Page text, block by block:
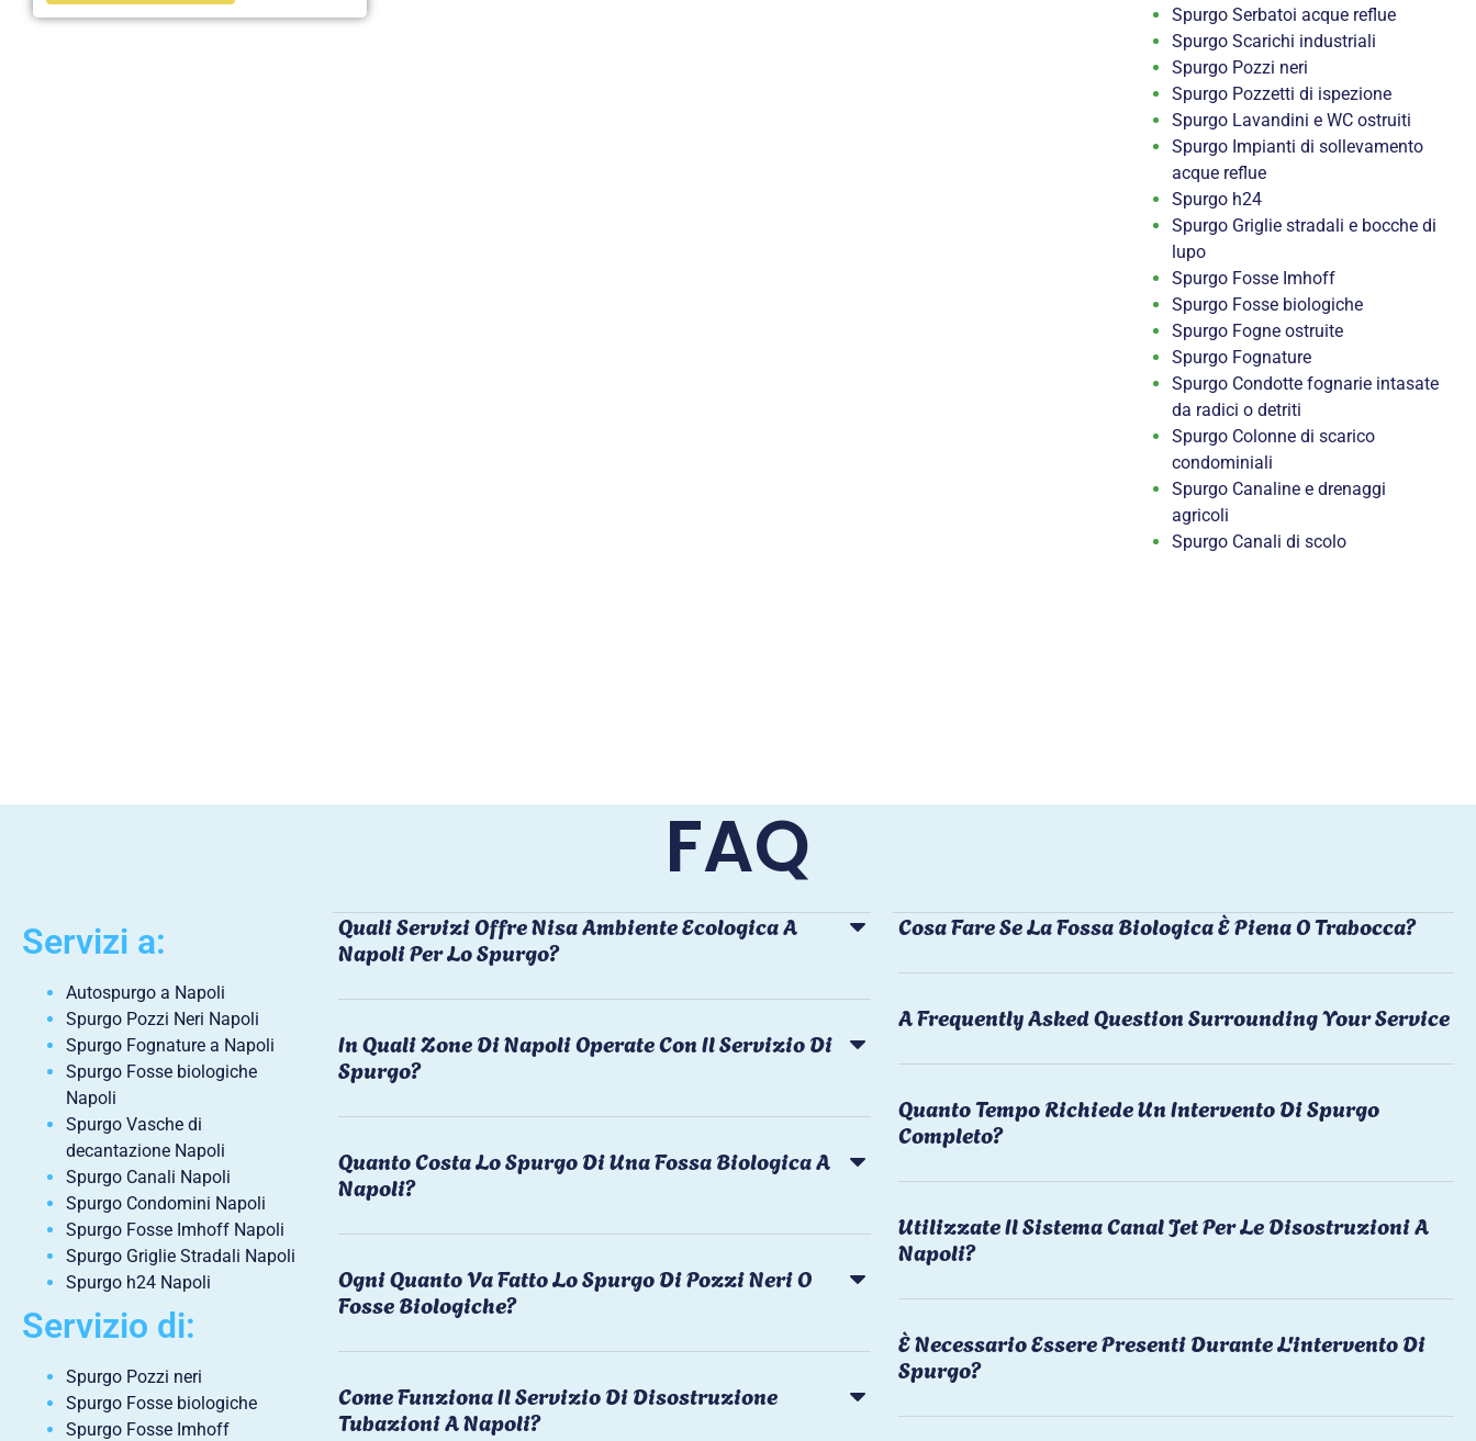
Spurgo Serbatoi acque reflue
Spurgo Scarichi industriali
Spurgo Pozzi neri
Spurgo Pozzetti di ispezione
Spurgo Lavandini e WC ostruiti
Spurgo Impianti di sollevamento
acque reflue
Spurgo h24
Spurgo Griglie stradali e bocche di
lupo
Spurgo Fosse Imhoff
Spurgo Fosse biologiche
Spurgo Fogne ostruite
Spurgo Fognature
Spurgo Condotte fognarie intasate
da radici o detriti
Spurgo Colonne di scarico
condominiali
Spurgo Canaline e drenaggi
agricoli
Spurgo Canali di scolo
FAQ
Servizi a:
Autospurgo a Napoli
Spurgo Pozzi Neri Napoli
Spurgo Fognature a Napoli
Spurgo Fosse biologiche
Napoli
Spurgo Vasche di
decantazione Napoli
Spurgo Canali Napoli
Spurgo Condomini Napoli
Spurgo Fosse Imhoff Napoli
Spurgo Griglie Stradali Napoli
Spurgo h24 Napoli
Servizio di:
Spurgo Pozzi neri
Spurgo Fosse biologiche
Spurgo Fosse Imhoff
Quali Servizi Offre Nisa Ambiente Ecologica A
Napoli Per Lo Spurgo?
In Quali Zone Di Napoli Operate Con Il Servizio Di
Spurgo?
Quanto Costa Lo Spurgo Di Una Fossa Biologica A
Napoli?
Ogni Quanto Va Fatto Lo Spurgo Di Pozzi Neri O
Fosse Biologiche?
Come Funziona Il Servizio Di Disostruzione
Tubazioni A Napoli?
Cosa Fare Se La Fossa Biologica È Piena O Trabocca?
A Frequently Asked Question Surrounding Your Service
Quanto Tempo Richiede Un Intervento Di Spurgo
Completo?
Utilizzate Il Sistema Canal Jet Per Le Disostruzioni A
Napoli?
È Necessario Essere Presenti Durante L'intervento Di
Spurgo?